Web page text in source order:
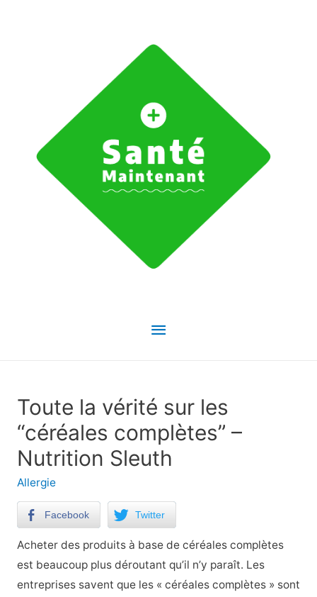
Menu
Toute la vérité sur les
“céréales complètes” –
Nutrition Sleuth
Allergie
Facebook Twitter
Acheter des produits à base de céréales complètes
est beaucoup plus déroutant qu’il n’y paraît. Les
entreprises savent que les « céréales complètes » sont